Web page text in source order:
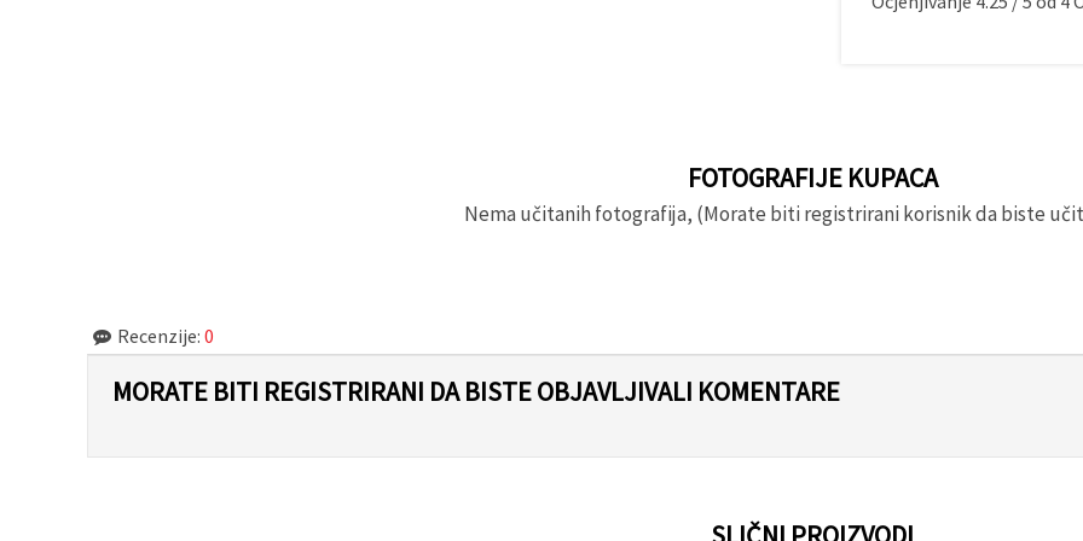
FOTOGRAFIJE KUPACA
Nema učitanih fotografija, (Morate biti registrirani korisnik da biste
Recenzije: 0
MORATE BITI REGISTRIRANI DA BISTE OBJAVLJIVALI KOMENTARE